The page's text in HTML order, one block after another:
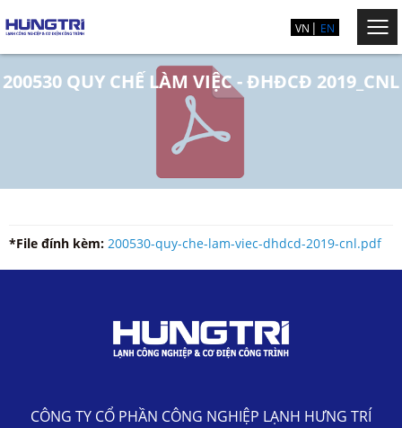
VN EN
200530 QUY CHẾ LÀM VIỆC - ĐHĐCĐ 2019_CNL
*File đính kèm: 200530-quy-che-lam-viec-dhdcd-2019-cnl.pdf
CÔNG TY CỔ PHẦN CÔNG NGHIỆP LẠNH HƯNG TRÍ